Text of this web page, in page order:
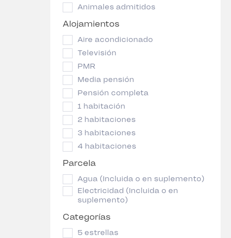
Animales admitidos
Alojamientos
Aire acondicionado
Televisión
PMR
Media pensión
Pensión completa
1 habitación
2 habitaciones
3 habitaciones
4 habitaciones
Parcela
Agua (Incluida o en suplemento)
Electricidad (Incluida o en
suplemento)
Categorías
5 estrellas